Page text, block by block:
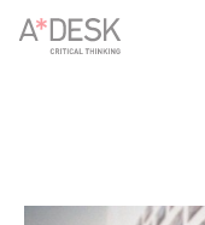
you believe in A*DESK,
continue. You can
it. You can choose
You can decide how